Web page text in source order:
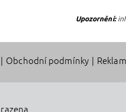
Upozornění:
| Obchodní podmínky |